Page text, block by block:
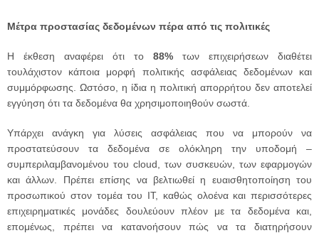
Μέτρα προστασίας δεδομένων πέρα από τις πολιτικές
Η έκθεση αναφέρει ότι το 88% των επιχειρήσεων διαθέτει
τουλάχιστον κάποια μορφή πολιτικής ασφάλειας δεδομένων και
συμμόρφωσης. Ωστόσο, η ίδια η πολιτική απορρήτου δεν αποτελεί
εγγύηση ότι τα δεδομένα θα χρησιμοποιηθούν σωστά.
Υπάρχει ανάγκη για λύσεις ασφάλειας που να μπορούν να
προστατεύσουν τα δεδομένα σε ολόκληρη την υποδομή –
συμπεριλαμβανομένου του cloud, των συσκευών, των εφαρμογών
και άλλων. Πρέπει επίσης να βελτιωθεί η ευαισθητοποίηση του
προσωπικού στον τομέα του IT, καθώς ολοένα και περισσότερες
επιχειρηματικές μονάδες δουλεύουν πλέον με τα δεδομένα και,
επομένως, πρέπει να κατανοήσουν πώς να τα διατηρήσουν